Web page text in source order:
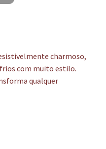
charmoso,
com muito estilo.
qualquer